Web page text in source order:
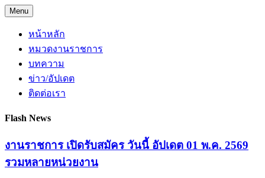
Skip
to
content
Menu
หน้าหลัก
หมวดงานราชการ
บทความ
ข่าว/อัปเดต
ติดต่อเรา
Flash News
งานราชการ เปิดรับสมัคร วันนี้ อัปเดต 01 พ.ค. 2569
รวมหลายหน่วยงาน